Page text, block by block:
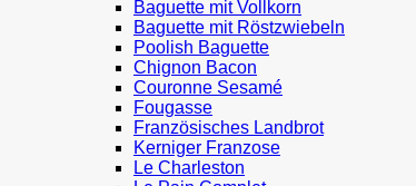
Baguette mit Vollkorn
Baguette mit Röstzwiebeln
Poolish Baguette
Chignon Bacon
Couronne Sesamé
Fougasse
Französisches Landbrot
Kerniger Franzose
Le Charleston